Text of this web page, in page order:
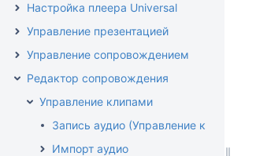
Настройка плеера Universal
Управление презентацией
Управление сопровождением
Редактор сопровождения
Управление клипами
Запись аудио (Управление клипами)
Импорт аудио